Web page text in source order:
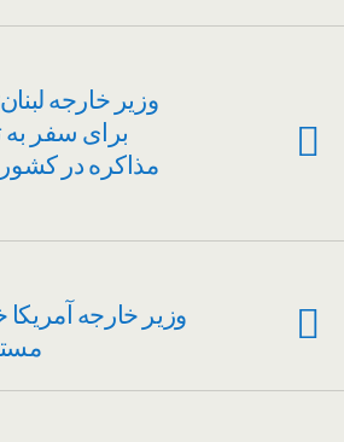
وزیر خارجه
برای سفر به
مذاکره در کشور
وزیر خارجه